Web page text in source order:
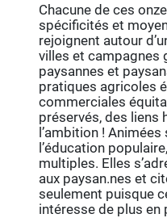
Chacune de ces
spécificités et
rejoignent autour
villes et campagnes
paysannes et
pratiques agricoles
commerciales
préservés, des liens
l’ambition !
l’éducation
multiples. Elles
aux paysan.nes et
seulement puisque
intéresse de plus